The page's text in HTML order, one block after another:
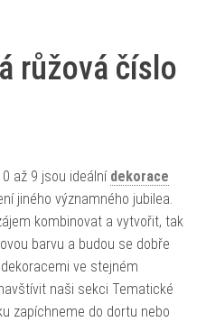
růžová číslo
až 9 jsou ideální dekorace
jiného významného jubilea.
kombinovat a vytvořit, tak
barvu a budou se dobře
ve stejném
naši sekci Tematické
zapíchneme do dortu nebo